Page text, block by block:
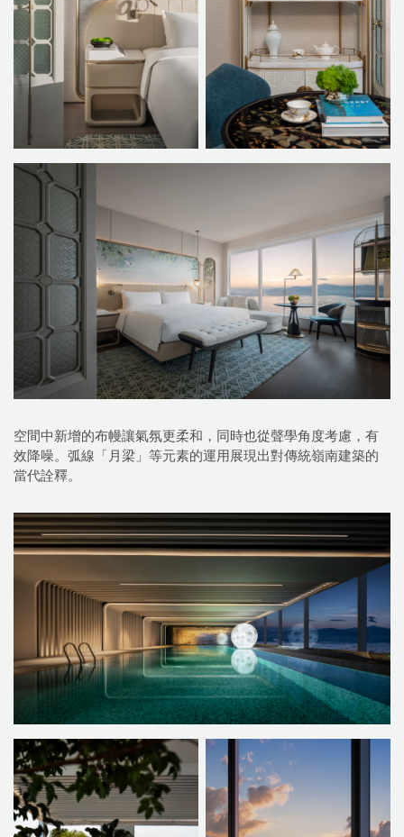
空間中新增的布幔讓氣氛更柔和，同時也從聲學角度考慮，有
效降噪。弧線「月梁」等元素的運用展現出對傳統嶺南建築的
當代詮釋。